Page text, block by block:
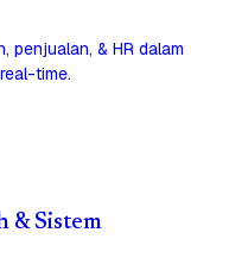
penjualan, & HR dalam
time.
& Sistem